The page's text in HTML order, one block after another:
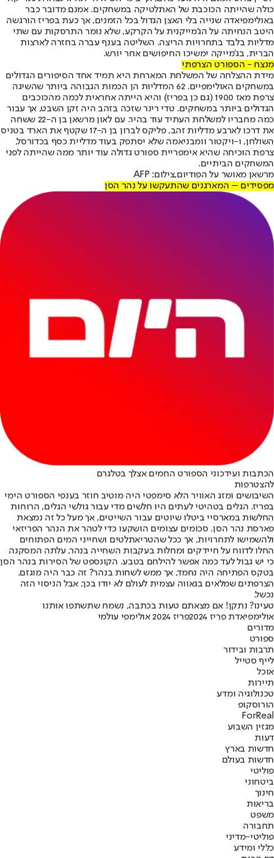
כולה שהייתה הכוכבת של האתלטיקה במשחקים. אמנם מדובר כבר
באולימפיאדה שנייה בלי האצן הגדול בכל הזמנים, אך כעת בפריז הורגשה
היטב הנחיתה על הג'מייקנית על הקרקע, שלא נומר התרסקות עם שתי
מדליות בלבד בתחרויות הריצה. השליטה בענף עברה בחזרה לארצות
הברית, בג'מייקה ימשיכו החיפושים אחר יורש.
מנצח - הספורט הצרפתי
מידת ההצלחה של המשלחת המארחת היא תמיד אחד הסיפורים הגדולים
במשחקים האולימפיים. 62 המדליות הן הכמות הגבוהה ביותר שהשיגה
צרפת מאז 1900 (גם כן בפריז) והיא הייתה אחראית לכמה מהכוכבים
הגדולים ביותר במשחקים. טדי רינר שזכה בזהב היה זקן השבט, אך עבור
כמה מחבריו למשלחת העתיד עוד בהיר. עם לאון מרשאן בן ה-22 ששחה
את דרכו לארבע מדליות זהב, פליקס לברון בן ה-17 שקטף את הארד בטניס
השולחן, ו-ויקטור וומבניאמה שלא יסתפק בעוד מדליית כסף בכדורסל,
צרפת הוכיחה שהיא אימפריית ספורט גדולה עוד יותר ממה שהייתה לפני
המשחקים הביתיים.
מרשאן מאושר על הפודיום,צילום: AFP
מפסידים – המארגנים שהתעקשו על נהר הסן
הכתבות ועידכוני הספורט החמים אצלך בטלגרם
להצטרפות
השיבושים ומזג האוויר הלא סימפטי היה מוטיב חוזר בענפי הספורט הימי
בפריז. הגלים בטהיטי לעתים היו חלשים מדי עבור גולשי הגלים, הרוחות
החלשות במארסיי ביטלו שיוטים עבור השייטים, אך מעל כל זה נמצאת
פארסת נהר הסן. סכומים עצומים הושקעו כדי לטהר את הנהר הפריזאי
ולהשמישו לתחרויות, אך ככל שהטריאתלטים ושחייני המים הפתוחים
החלו לדווח על חיידקים ומחלות בעקבות השחייה בנהר, עלתה המסקנה
כי יש גבול לעד כמה אפשר להילחם בטבע. הקונספט של הסירות בנהר הסן
בטקס הפתיחה היה נחמד, אך ממש לשחות בנהר? זה כבר היה מוגזם.
הצרפתים שמלאים בגאווה עצמית לעולם לא יודו בכך, אבל הניסוי הזה
נכשל.
טעינו? נתקן! אם מצאתם טעות בכתבה, נשמח שתשתפו אותנו
אולימפיאדת פריז 2024
פריז 2024 אולימפי עולמי
מדורים
ספורט
תרבות ובידור
לייף סטייל
אוכל
תיירות
טכנולוגיה ומדע
הורוסקופ
ForReal
מגזין השבוע
דעות
חדשות בארץ
חדשות בעולם
פוליטי
ביטחוני
חינוך
בריאות
משפט
תחבורה
פוליטי-מדיני
כללי ומידע